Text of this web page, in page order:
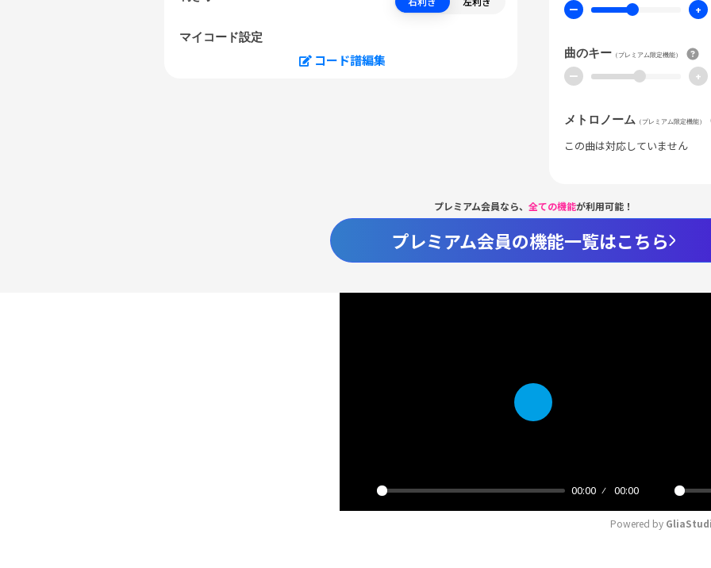
マイコード設定
コード譜編集
ー +
曲のキー （プレミアム限定機能）
ー +
メトロノーム （プレミアム限定機能）
この曲は対応していません
プレミアム会員なら、 全ての機能が利用可能！
プレミアム会員の機能一覧はこちら
Play
00:00 00:00
Mute
Play
Powered by